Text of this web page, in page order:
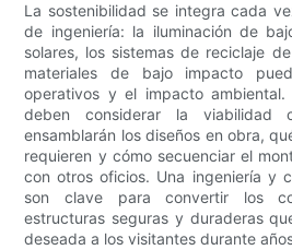
La sostenibilidad se integra cada
de ingeniería: la iluminación de
solares, los sistemas de reciclaje
materiales de bajo impacto
operativos y el impacto ambiental.
deben considerar la viabilidad
ensamblarán los diseños en obra,
requieren y cómo secuenciar el
con otros oficios. Una ingeniería y
son clave para convertir los
estructuras seguras y duraderas
deseada a los visitantes durante